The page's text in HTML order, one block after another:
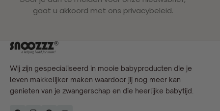
gaat u akkoord met ons privacybeleid.
Wij zijn gespecialiseerd in mooie babyproducten die je
leven makkelijker maken waardoor jij nog meer kan
genieten van je zwangerschap en die heerlijke babytijd.